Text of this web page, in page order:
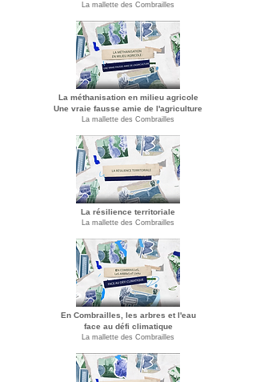
La mallette des Combrailles
La méthanisation en milieu agricole
Une vraie fausse amie de l'agriculture
La mallette des Combrailles
La résilience territoriale
La mallette des Combrailles
En Combrailles, les arbres et l'eau
face au défi climatique
La mallette des Combrailles